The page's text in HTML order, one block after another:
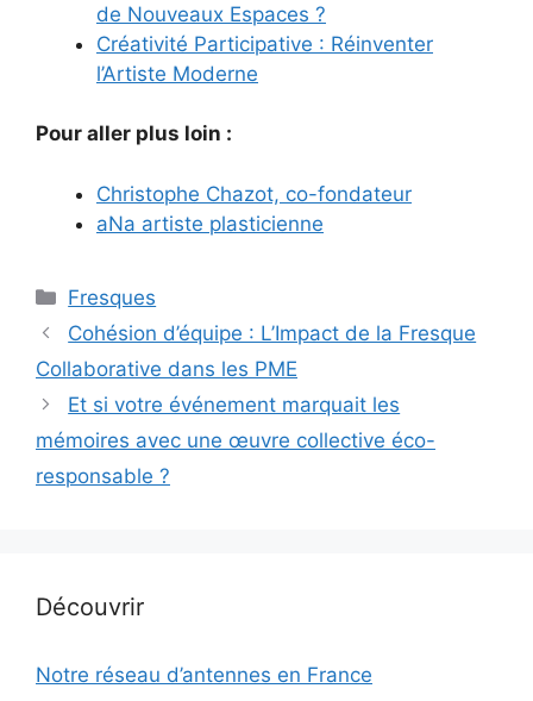
de Nouveaux Espaces ?
Créativité Participative : Réinventer
l’Artiste Moderne
Pour aller plus loin :
Christophe Chazot, co-fondateur
aNa artiste plasticienne
Catégories
Fresques
Cohésion d’équipe : L’Impact de la Fresque
Collaborative dans les PME
Et si votre événement marquait les
mémoires avec une œuvre collective éco-
responsable ?
Découvrir
Notre réseau d’antennes en France